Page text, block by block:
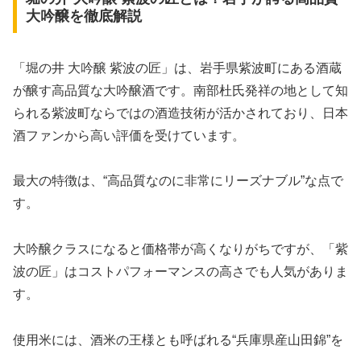
大吟醸を徹底解説
「堀の井 大吟醸 紫波の匠」は、岩手県紫波町にある酒蔵
が醸す高品質な大吟醸酒です。南部杜氏発祥の地として知
られる紫波町ならではの酒造技術が活かされており、日本
酒ファンから高い評価を受けています。
最大の特徴は、“高品質なのに非常にリーズナブル”な点で
す。
大吟醸クラスになると価格帯が高くなりがちですが、「紫
波の匠」はコストパフォーマンスの高さでも人気がありま
す。
使用米には、酒米の王様とも呼ばれる“兵庫県産山田錦”を